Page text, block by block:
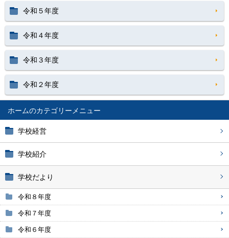
ホーム
学校経営
学校紹介
学校だより
令和８年度
令和７年度
令和６年度
令和５年度
令和４年度
令和３年度
令和２年度